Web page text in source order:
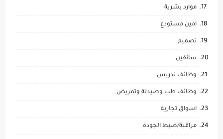
موارد بشرية
امين مستودع
تصميم
سائقين
وظائف تدريس
وظائف طب وصيدلة وتمريض
اسواق تجارية
مراقبة/ضبط الجودة